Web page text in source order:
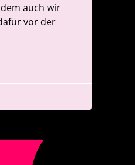
auch wir
vor der